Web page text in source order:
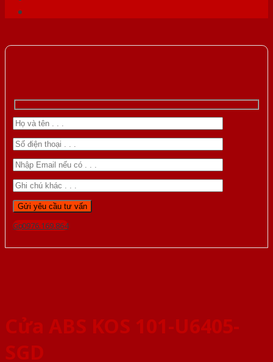
Gọi 0976.169.864
Cửa ABS KOS 101-U6405-
SGD